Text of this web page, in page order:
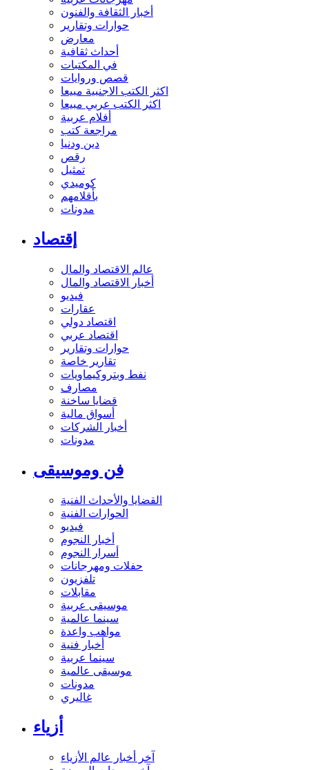
أخبار الثقافة والفنون
حوارات وتقارير
معارض
أحداث ثقافية
في المكتبات
قصص وروايات
اكثر الكتب الاجنبية مبيعا
اكثر الكتب عربي مبيعا
أفلام عربية
مراجعة كتب
دين ودنيا
رقص
تمثيل
كوميدي
بأقلامهم
مدونات
إقتصاد
عالم الاقتصاد والمال
أخبار الاقتصاد والمال
فيديو
عقارات
اقتصاد دولي
اقتصاد عربي
حوارات وتقارير
تقارير خاصة
نفط وبتروكيماويات
مصارف
قضايا ساخنة
أسواق مالية
أخبار الشركات
مدونات
فن وموسيقى
القضايا والأحداث الفنية
الحوارات الفنية
فيديو
أخبار النجوم
أسرار النجوم
حفلات ومهرجانات
تلفزيون
مقابلات
موسيقى عربية
سينما عالمية
مواهب واعدة
أخبار فنية
سينما عربية
موسيقى عالمية
مدونات
غاليري
أزياء
آخر أخبار عالم الأزياء